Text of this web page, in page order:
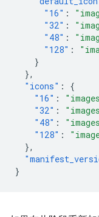
"16" :
"32" :
"48" :
"128" :
}
},
"icons" :
{
"16" :
"32" :
"48" :
"128" :
},
}